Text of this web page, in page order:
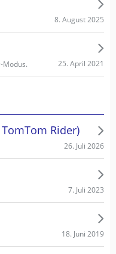
8. August 2025
Modus. 25. April 2021
Rider)
26. Juli 2026
7. Juli 2023
18. Juni 2019